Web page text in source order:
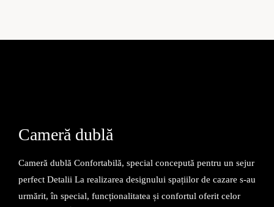
Cameră dublă
Cameră dublă Confortabilă, special concepută pentru un sejur
perfect Detalii La realizarea designului spațiilor de cazare s-au
urmărit, în special, funcționalitatea și confortul oferit celor